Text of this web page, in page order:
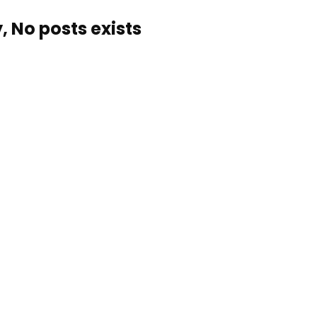
No posts exists…